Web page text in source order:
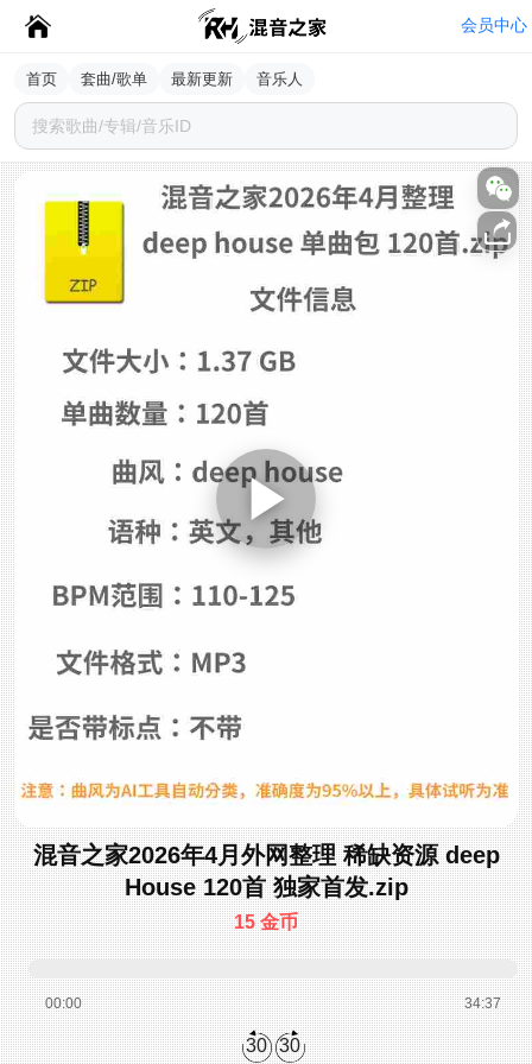
会员中心
首页 套曲/歌单 最新更新 音乐人
混音之家2026年4月外网整理 稀缺资源 deep
House 120首 独家首发.zip
15 金币
00:00 34:37
30 30